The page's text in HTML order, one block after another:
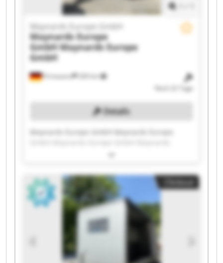
Pirmasens 269 km
Maynards Europe GmbH
Maynards Europe
GmbHMaynards Europe
GmbH
Noch 22 Tage
Details
Maynards Europe GmbH Maynards Europe
Europe GmbH Maynards Europe GmbH
GmbH Maynards Europe GmbH Maynards
Europe GmbH Maynards Europe GmbH
Maynards Europe GmbH Maynards Europe
GmbH Maynards Europe GmbH Maynards
Europe GmbH Maynards Europe GmbH
Maynards Europe GmbH Maynards Europe
GmbH Maynards Europe GmbH Maynards
Europe GmbH Maynards Europe GmbH